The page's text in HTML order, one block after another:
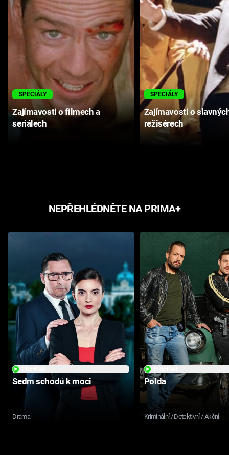
SPECIÁLY
Zajímavosti o filmech a
seriálech
SPECIÁLY
Zajímavosti o
režisérech
NEPŘEHLÉDNĚTE NA PRIMA+
Sedm schodů k moci
Drama
Polda
Kriminální / Detektivní / Akční